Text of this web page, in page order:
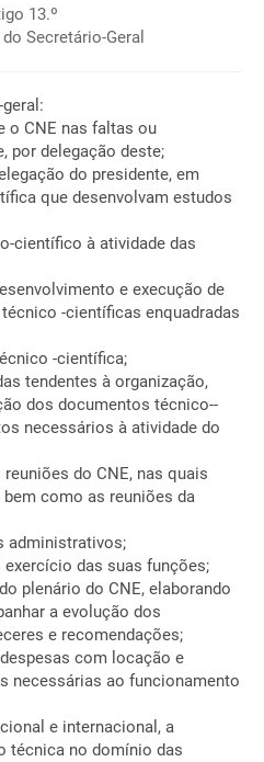
13.º
Secretário-Geral
o CNE nas faltas ou
por delegação deste;
do presidente, em
que desenvolvam estudos
científico à atividade das
e execução de
-científicas enquadradas
-científica;
tendentes à organização,
dos documentos técnico--
necessários à atividade do
do CNE, nas quais
como as reuniões da
administrativos;
das suas funções;
plenário do CNE, elaborando
a evolução dos
e recomendações;
com locação e
necessárias ao funcionamento
e internacional, a
técnica no domínio das